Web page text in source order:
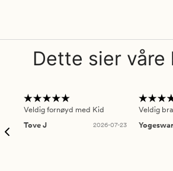
Dette sier våre
Veldig fornøyd med Kid
Tove J
2026-07-23
Veldig